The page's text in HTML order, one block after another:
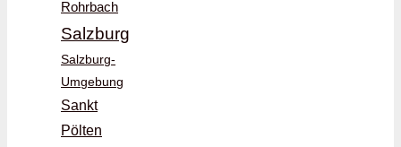
Rohrbach
Salzburg
Salzburg-
Umgebung
Sankt
Pölten